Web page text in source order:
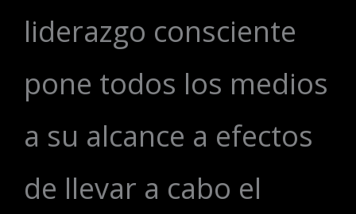
liderazgo consciente
pone todos los medios
a su alcance a efectos
de llevar a cabo el